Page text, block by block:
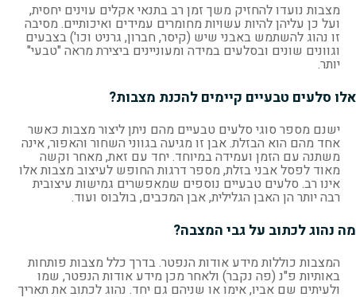
מצבות נועדו להחזיק משך זמן רב בתנאי אקלים עוינים יחסית,
ועל כן עליהן להיות עשויות מחומרים עמידים ואיכותיים. מסיבה
זו נהוג להשתמש באבני שיש (קיסר, חברון, גרניט וכו') בצבעים
וגוונים שונים ובסלעים במידה ומעוניינים ביצירת מראה "טבעי"
יותר.
אלו סלעים טבעיים קיימים להכנת מצבות?
ישנם מספר סוגי סלעים טבעיים מהם ניתן ליצור מצבות כאשר
אחד מהם הוא הבזלת. אבן זו מגיעה בגווני השחור והאפור, אינה
משתנה עם הזמן ועמידה במיוחד. יחד עם זאת, מאחר וקשה
מאוד לפסל אבני בזלת, מספר דרגות החופש לעיצוב מצבות אלו
אינו רב. סלעים טבעיים נוספים שמאפשרים גמישות עיצובית
רבה יותר הן האבן הגלילית, אבן המכבים, בולבוס ועוד.
מה נהוג לכתוב על גבי המצבה?
המצבות כוללות מידע אודות הנפטר. בדרך כלל מצבות פותחות
באותיות פ"נ (פה נקבר) ולאחר מכן מידע אודות הנפטר, שמו
ולעיתים שם אביו, אימו או שניהם גם יחד. נהוג לכתוב את תאריך